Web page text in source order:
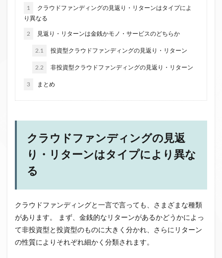
1
クラウドファンディングの見返り・リターンはタイプによ
り異なる
2 見返り・リターンは金銭かモノ・サービスのどちらか
2.1 投資型クラウドファンディングの見返り・リターン
2.2 非投資型クラウドファンディングの見返り・リターン
3 まとめ
クラウドファンディングの見返
り・リターンはタイプにより異な
る
クラウドファンディングと一言で言っても、さまざまな種類
があります。 まず、金銭的なリターンがあるかどうかによっ
て非投資型と投資型のものに大きく分かれ、さらにリターン
の性質によりそれぞれ細かく分類されます。